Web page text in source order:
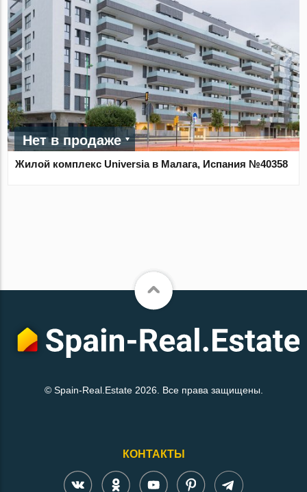
Нет в продаже
Жилой комплекс Universia в Малага, Испания №40358
© Spain-Real.Estate 2026. Все права защищены.
КОНТАКТЫ